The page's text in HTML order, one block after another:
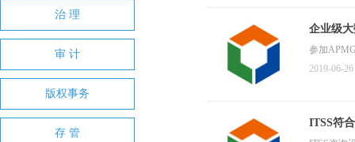
企业级
参加
2019-06-26
ITSS符
存 管
版权事务
审 计
治 理